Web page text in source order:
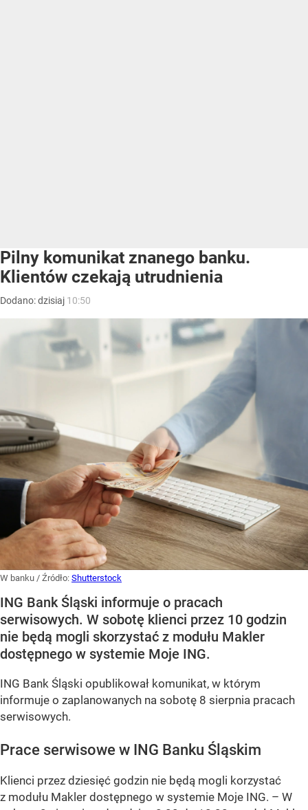
Pilny komunikat znanego banku.
Klientów czekają utrudnienia
Dodano:dzisiaj 10:50
W banku / Źródło: Shutterstock
ING Bank Śląski informuje o pracach
serwisowych. W sobotę klienci przez 10 godzin
nie będą mogli skorzystać z modułu Makler
dostępnego w systemie Moje ING.
ING Bank Śląski opublikował komunikat, w którym
informuje o zaplanowanych na sobotę 8 sierpnia pracach
serwisowych.
Prace serwisowe w ING Banku Śląskim
Klienci przez dziesięć godzin nie będą mogli korzystać
z modułu Makler dostępnego w systemie Moje ING. – W